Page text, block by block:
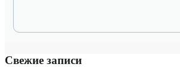
Свежие записи